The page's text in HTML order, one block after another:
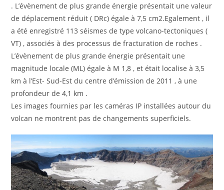
. L’évènement de plus grande énergie présentait une valeur
de déplacement réduit ( DRc) égale à 7,5 cm2.Egalement , il
a été enregistré 113 séismes de type volcano-tectoniques (
VT) , associés à des processus de fracturation de roches .
L’évènement de plus grande énergie présentait une
magnitude locale (ML) égale à M 1,8 , et était localise à 3,5
km à l’Est- Sud-Est du centre d’émission de 2011 , à une
profondeur de 4,1 km .
Les images fournies par les caméras IP installées autour du
volcan ne montrent pas de changements superficiels.